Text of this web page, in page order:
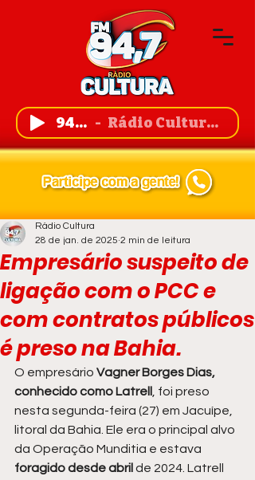
94,7 FM Rádio Cultura de Guanambi
Empresário suspeito de
ligação com o PCC e
com contratos públicos
é preso na Bahia.
Rádio Cultura
28 de jan. de 2025 2 min de leitura
O empresário Vagner Borges Dias,
conhecido como Latrell
, foi preso
nesta segunda-feira (27) em Jacuípe,
litoral da Bahia. Ele era o principal alvo
da Operação Munditia e estava
foragido desde abril de 2024. Latrell